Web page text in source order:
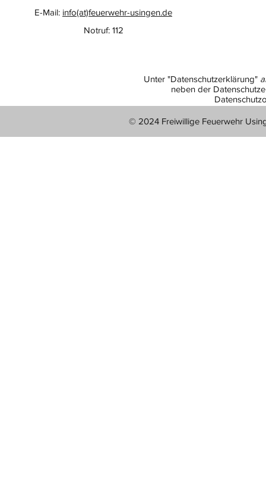
E-Mail: info(at)feuerwehr-usingen.de
Notruf: 112
Unter "Datenschutzerklärung"
neben der
© 2024 Freiwillige Feuerwehr